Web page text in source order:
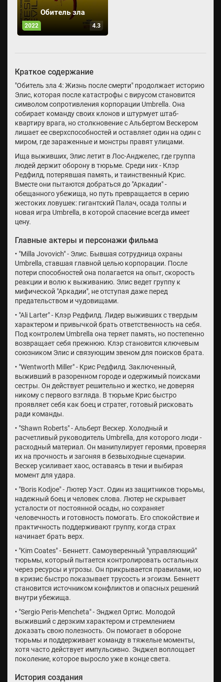
Обитель зла
2022 4.3
Краткое содержание
"Обитель зла 4: Жизнь после смерти" продолжает историю
Элис, которая после катастрофы с вирусом становится
символом сопротивления корпорации Umbrella. Она
собирает команду своих клонов и штурмует штаб-
квартиру врага, но столкновение с Альбертом Вескером
лишает ее сверхспособностей и оставляет один на один с
миром, где зараженные и монстры правят улицами.
Ища выживших, Элис летит в Лос-Анджелес, где группа
людей держит оборону в тюрьме. Среди них - Клэр
Редфилд, потерявшая память, и таинственный Крис.
Вместе они пытаются добраться до "Аркадии" -
обещанного убежища, но путь превращается в серию
жестоких ловушек: гигантский Палач, осада толпы и
новая игра Umbrella, в которой спасение всегда имеет
цену.
Главные актеры и персонажи фильма
• "Milla Jovovich" - Элис. Бывшая сотрудница охраны
Umbrella, ставшая главной целью корпорации. После
потери способностей она полагается на опыт, скорость
реакции и волю к выживанию. Элис ведет группу к
мифической "Аркадии", не отступая даже перед
предательством и чудовищами.
• "Ali Larter" - Клэр Редфилд. Лидер выживших с твердым
характером и привычкой брать ответственность на себя.
Под контролем Umbrella она теряет память, но постепенно
возвращает себя прежнюю. Клэр становится ключевым
союзником Элис и связующим звеном для поисков брата.
• "Wentworth Miller" - Крис Редфилд. Заключенный,
выживший в разоренном городе и одержимый поисками
сестры. Он действует решительно и жестко, не доверяя
никому с первого взгляда. В тюрьме Крис быстро
проявляет себя как боец и стратег, готовый рисковать
ради команды.
• "Shawn Roberts" - Альберт Вескер. Холодный и
расчетливый руководитель Umbrella, для которого люди -
расходный материал. Он манипулирует героями, проверяя
их на прочность и загоняя в безвыходные сценарии.
Вескер усиливает хаос, оставаясь в тени и выбирая
момент для удара.
• "Boris Kodjoe" - Лютер Уэст. Один из защитников тюрьмы,
надежный боец и человек слова. Лютер не скрывает
усталости от постоянной осады, но сохраняет
человечность и готовность помогать. Его спокойствие и
практичность поддерживают группу, когда страх
начинает брать верх.
• "Kim Coates" - Беннетт. Самоуверенный "управляющий"
тюрьмы, который пытается контролировать остальных
через ресурсы и угрозы. Он прикрывается правилами, но
в кризис быстро показывает трусость и эгоизм. Беннетт
становится источником конфликтов и опасных решений
внутри убежища.
• "Sergio Peris-Mencheta" - Энджел Ортис. Молодой
выживший с дерзким характером и стремлением
доказать свою полезность. Он помогает в обороне
тюрьмы и поддерживает команду в тяжелые моменты,
хотя часто действует импульсивно. Энджел воплощает
поколение, которое выросло уже в конце света.
История создания